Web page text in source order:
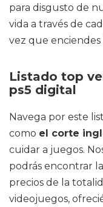
para disgusto de
vida a través de
vez que enciendes
Listado top
ps5 digital
Navega por este
como el corte
cuidar a juegos.
podrás encontrar
precios de la
videojuegos,